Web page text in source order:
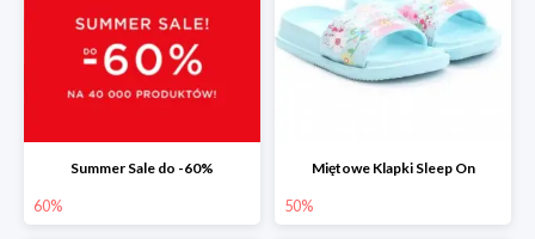
Summer Sale do -60%
60%
Miętowe Klapki Sleep On
50%